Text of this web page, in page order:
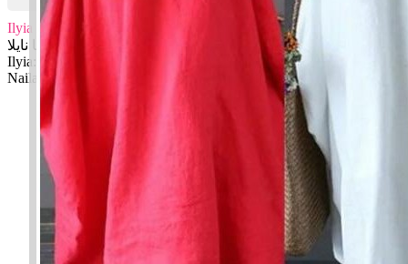
Ilyia Naila
عليا نايلا
Ilyia: Mulia, lebih tinggi
Naila: Sesuatu yg istimewa
✚ Baju Baby Custom Nama 'Ilyia Naila'